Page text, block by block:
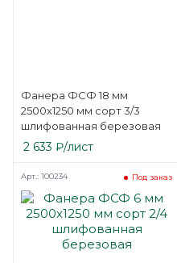
Фанера ФСФ 18 мм
2500х1250 мм сорт 3/3
шлифованная березовая
2 633 ₽/лист
Под заказ
Арт.: 100234